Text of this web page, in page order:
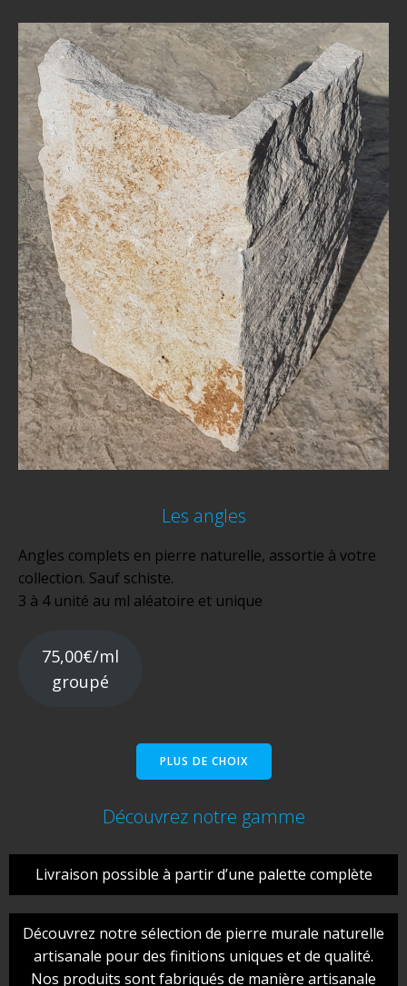
Les angles
Angles complets en pierre naturelle, assortie à votre
collection. Sauf schiste.
3 à 4 unité au ml aléatoire et unique
75,00€/ml
groupé
PLUS DE CHOIX
Découvrez notre gamme
Livraison possible à partir d’une palette complète
Découvrez notre sélection de pierre murale naturelle
artisanale pour des finitions uniques et de qualité.
Nos produits sont fabriqués de manière artisanale